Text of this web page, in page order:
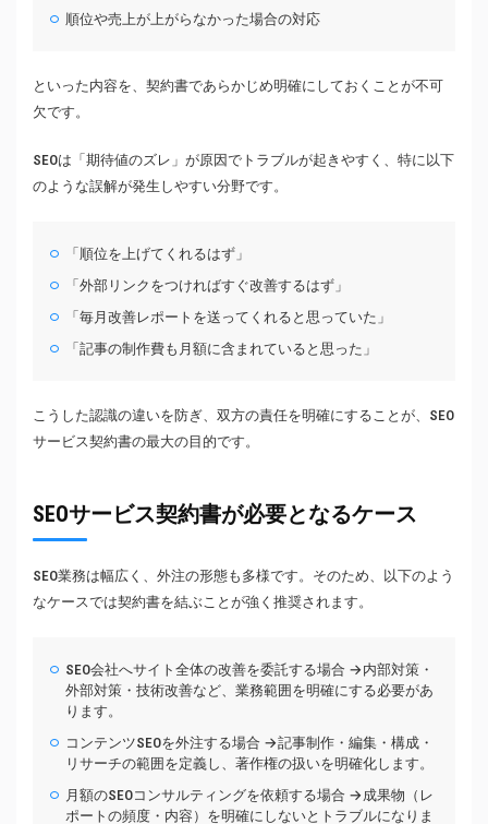
順位や売上が上がらなかった場合の対応
といった内容を、契約書であらかじめ明確にしておくことが不可
欠です。
SEOは「期待値のズレ」が原因でトラブルが起きやすく、特に以下
のような誤解が発生しやすい分野です。
「順位を上げてくれるはず」
「外部リンクをつければすぐ改善するはず」
「毎月改善レポートを送ってくれると思っていた」
「記事の制作費も月額に含まれていると思った」
こうした認識の違いを防ぎ、双方の責任を明確にすることが、SEO
サービス契約書の最大の目的です。
SEOサービス契約書が必要となるケース
SEO業務は幅広く、外注の形態も多様です。そのため、以下のよう
なケースでは契約書を結ぶことが強く推奨されます。
SEO会社へサイト全体の改善を委託する場合 →内部対策・
外部対策・技術改善など、業務範囲を明確にする必要があ
ります。
コンテンツSEOを外注する場合 →記事制作・編集・構成・
リサーチの範囲を定義し、著作権の扱いを明確化します。
月額のSEOコンサルティングを依頼する場合 →成果物（レ
ポートの頻度・内容）を明確にしないとトラブルになりま